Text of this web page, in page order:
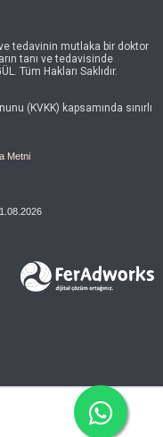
tedavinin mutlaka bir doktor
tanı ve tedavisinde
Tüm Hakları Saklıdır.
(KVKK) kapsamında sınırlı
Metni